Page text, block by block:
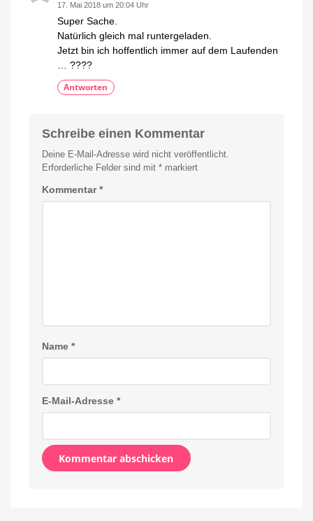
17. Mai 2018 um 20:04 Uhr
Super Sache.
Natürlich gleich mal runtergeladen.
Jetzt bin ich hoffentlich immer auf dem Laufenden
… ????
Antworten
Schreibe einen Kommentar
Deine E-Mail-Adresse wird nicht veröffentlicht.
Erforderliche Felder sind mit * markiert
Kommentar*
Name *
E-Mail-Adresse *